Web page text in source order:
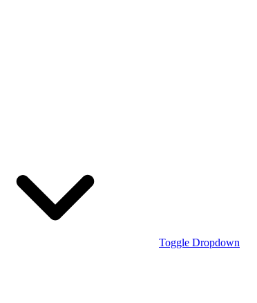
Toggle Dropdown